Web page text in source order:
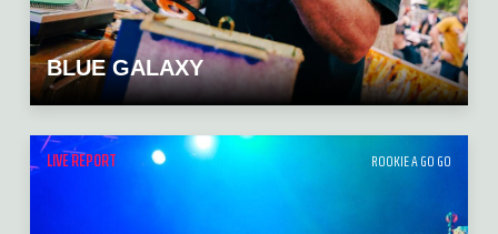
BLUE GALAXY
LIVE REPORT ROOKIE A GO GO